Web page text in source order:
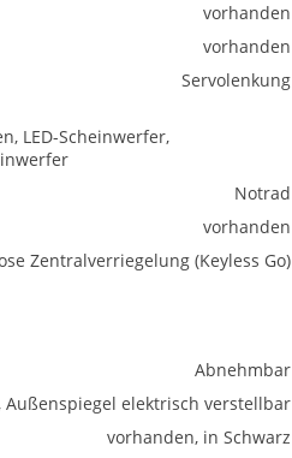
vorhanden
vorhanden
Servolenkung
LED-Scheinwerfer,
Notrad
vorhanden
Zentralverriegelung (Keyless Go)
Abnehmbar
elektrisch verstellbar
vorhanden, in Schwarz